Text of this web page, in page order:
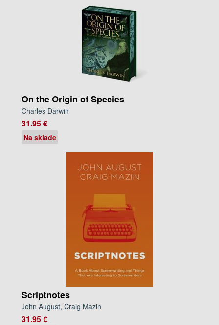
On the Origin of Species
Charles Darwin
31.95 €
Na sklade
Scriptnotes
John August, Craig Mazin
31.95 €